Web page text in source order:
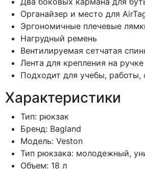
Органайзер и место для
Эргономичные плечевые
Нагрудный ремень
Вентилируемая сетчатая
Лента для крепления на
Подходит для учебы, работы,
Характеристики
Тип: рюкзак
Бренд: Bagland
Модель: Veston
Тип рюкзака: молодежный,
Объем: 18 л